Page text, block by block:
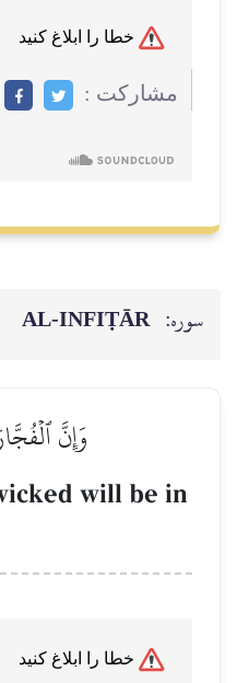
مشاركت :
سوره: AL‑INFIṬĀR
وَإِنَّ
will be in